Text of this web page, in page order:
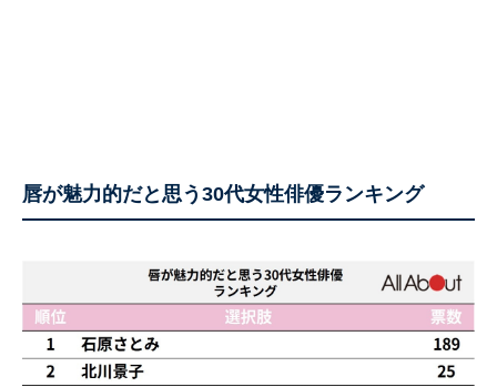
唇が魅力的だと思う30代女性俳優ランキング